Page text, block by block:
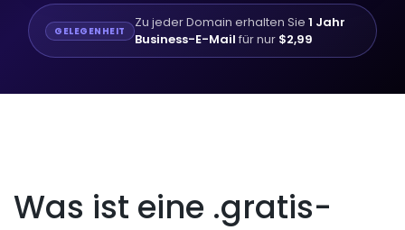
GELEGENHEIT Zu jeder Domain erhalten Sie 1 Jahr
Business-E-Mail für nur $2,99
Was ist eine .gratis-